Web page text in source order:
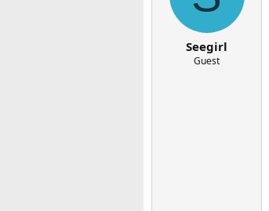
Seegirl
Guest